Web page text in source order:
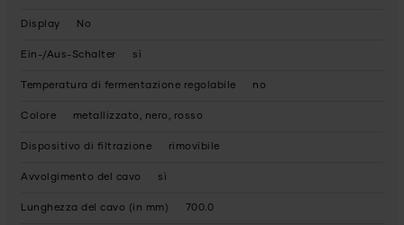
Display No
Ein-/Aus-Schalter sì
Temperatura di fermentazione regolabile no
Colore metallizzato, nero, rosso
Dispositivo di filtrazione rimovibile
Avvolgimento del cavo sì
Lunghezza del cavo (in mm) 700.0